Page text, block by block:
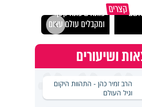
קצרים פותחים פתח קטן -
ומקבלים עולם עצום
ושיעורים
הרב זמיר כהן - התהוות היקום
וגיל העולם